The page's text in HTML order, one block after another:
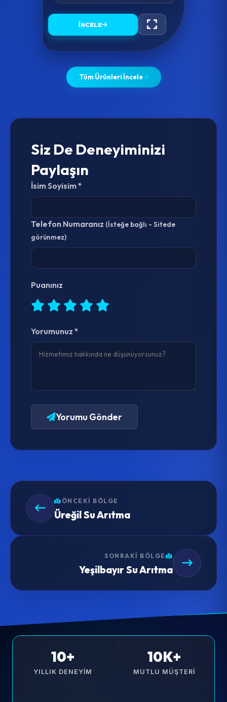
İNCELE
Tüm Ürünleri İncele
Siz De Deneyiminizi
Paylaşın
İsim Soyisim *
Telefon Numaranız (İsteğe bağlı - Sitede
görünmez)
Puanınız
Yorumunuz *
Yorumu Gönder
ÖNCEKI BÖLGE
Üreğil Su Arıtma
SONRAKI BÖLGE
Yeşilbayır Su Arıtma
10+
YILLIK DENEYIM
10K+
MUTLU MÜŞTERI